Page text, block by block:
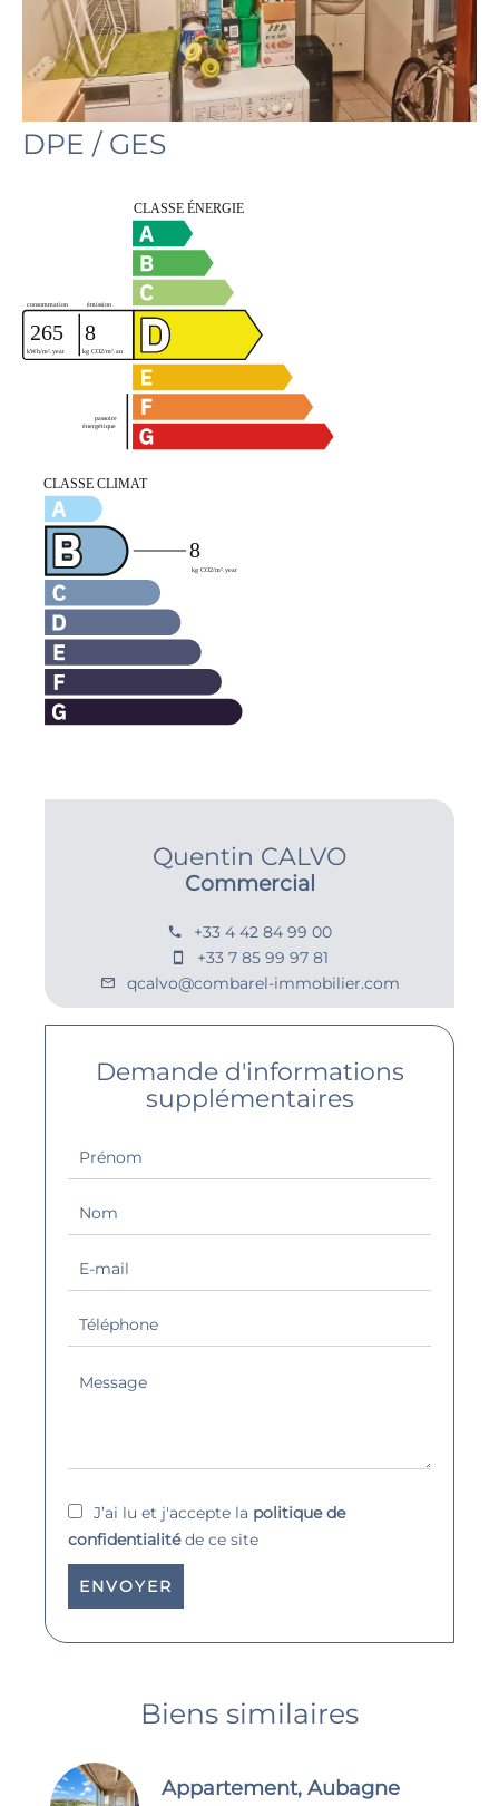
DPE / GES
Quentin CALVO
Commercial
+33 4 42 84 99 00
+33 7 85 99 97 81
qcalvo@combarel-immobilier.com
Demande d'informations
supplémentaires
J’ai lu et j'accepte la politique de
confidentialitéde ce site
ENVOYER
Biens similaires
Appartement, Aubagne